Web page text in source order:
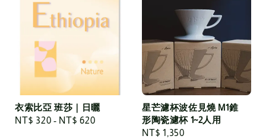
衣索比亞 班莎｜日曬
Regular
NT$ 320 - NT$ 620
星芒濾杯波佐見燒 M1錐
形陶瓷濾杯 1~2人用
Regular
NT$ 1,350